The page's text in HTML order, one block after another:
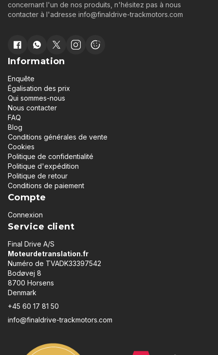
concernant l'un de nos produits, n'hésitez pas à nous
contacter à l'adresse info@finaldrive-trackmotors.com
Information
Enquête
Égalisation des prix
Qui sommes-nous
Nous contacter
FAQ
Blog
Conditions générales de vente
Cookies
Politique de confidentialité
Politique d'expédition
Politique de retour
Conditions de paiement
Compte
Connexion
Service client
Final Drive A/S
Moteurdetranslation.fr
Numéro de TVADK33397542
Bodøvej 8
8700 Horsens
Denmark
+45 60 17 81 50
info@finaldrive-trackmotors.com